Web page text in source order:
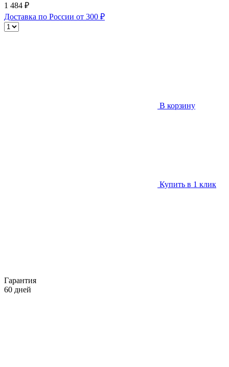
1 484 ₽
Доставка по России от 300 ₽
В корзину
Купить в 1 клик
Гарантия
60 дней